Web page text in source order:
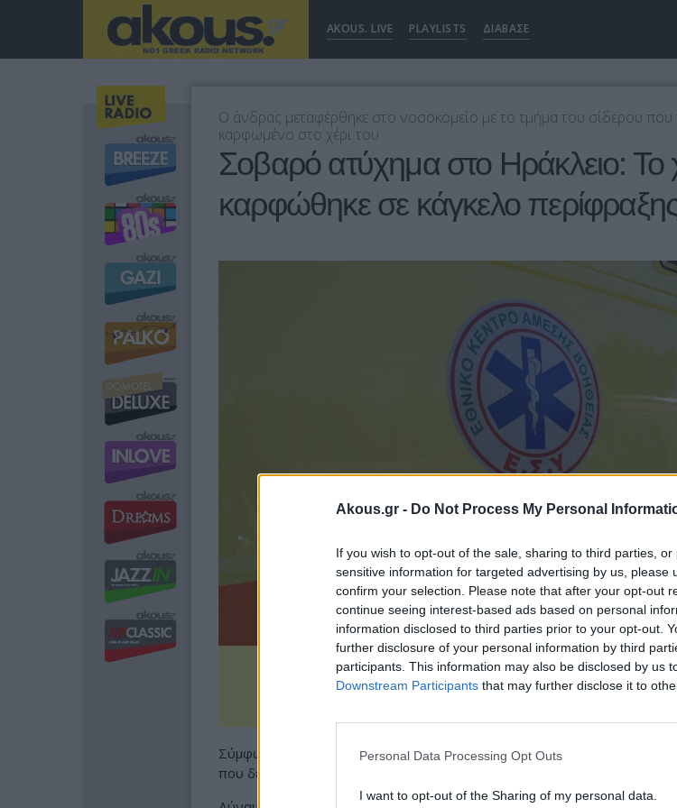
Akous.gr - Do Not Process My Personal
If you wish to opt-out of the sale, sharing to third parties,
sensitive information for targeted advertising by us, please
confirm your selection. Please note that after your opt-out
continue seeing interest-based ads based on personal
information disclosed to third parties prior to your opt-out.
further disclosure of your personal information by third
participants. This information may also be disclosed by us
Downstream Participants that may further disclose it to
Personal Data Processing Opt Outs
I want to opt-out of the Sharing of my personal data.
AKOUS. LIVE PLAYLISTS ΔΙΑΒΑΣΕ
Ο άνδρας μεταφέρθηκε στο νοσοκομείο με το τμήμα του σίδερου που
καρφωμένο στο χέρι του
Σοβαρό ατύχημα στο Ηράκλειο: Το
καρφώθηκε σε κάγκελο
Σύμφωνα με το Cretalive.gr, ένας άνδρας τραυματίστηκε βαρύτατα,
που δεν έχουν διευκρινιστεί, το χέρι του καρφώθηκε σε κάγκελο